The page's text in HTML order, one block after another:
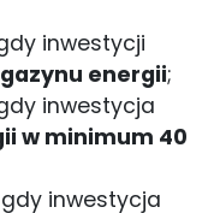
inwestycji
energii;
inwestycja
w minimum 40
gdy inwestycja